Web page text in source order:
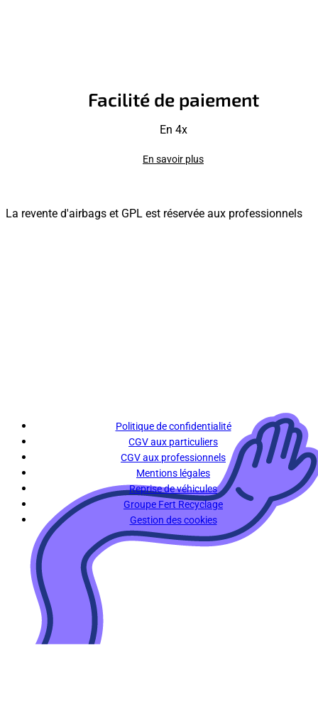
Facilité de paiement
En 4x
En savoir plus
La revente d'airbags et GPL est réservée aux professionnels
Politique de confidentialité
CGV aux particuliers
CGV aux professionnels
Mentions légales
Reprise de véhicules
Groupe Fert Recyclage
Gestion des cookies